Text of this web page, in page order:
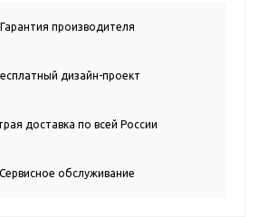
Гарантия производителя
дизайн-проект
доставка по всей России
Сервисное обслуживание